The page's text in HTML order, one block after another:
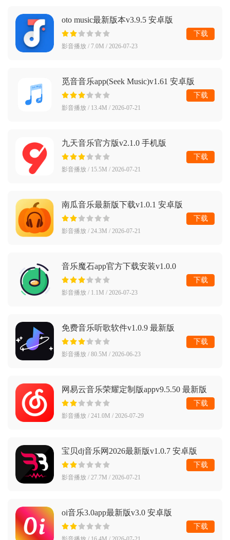
oto music最新版本v3.9.5 安卓版
影音播放 / 7.0M / 2026-07-23
下载
觅音音乐app(Seek Music)v1.61 安卓版
影音播放 / 13.4M / 2026-07-21
下载
九天音乐官方版v2.1.0 手机版
影音播放 / 15.5M / 2026-07-21
下载
南瓜音乐最新版下载v1.0.1 安卓版
影音播放 / 24.3M / 2026-07-21
下载
音乐魔石app官方下载安装v1.0.0
影音播放 / 1.1M / 2026-07-23
下载
免费音乐听歌软件v1.0.9 最新版
影音播放 / 80.5M / 2026-06-23
下载
网易云音乐荣耀定制版appv9.5.50 最新版
影音播放 / 241.0M / 2026-07-29
下载
宝贝dj音乐网2026最新版v1.0.7 安卓版
影音播放 / 27.7M / 2026-07-21
下载
oi音乐3.0app最新版v3.0 安卓版
下载